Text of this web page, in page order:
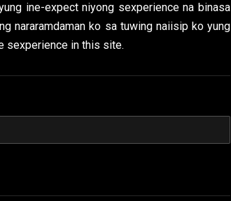
ine-expect niyong sexperience na binasa
nararamdaman ko sa tuwing naiisip ko yung
sexperience in this site.